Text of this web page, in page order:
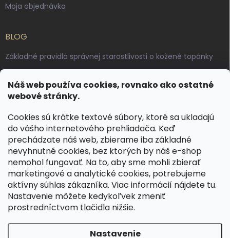
Náš web používa cookies, rovnako ako ostatné
webové stránky.
Cookies sú krátke textové súbory, ktoré sa ukladajú
do vášho internetového prehliadača. Keď
prechádzate náš web, zbierame iba základné
nevyhnutné cookies, bez ktorých by náš e-shop
nemohol fungovať. Na to, aby sme mohli zbierať
marketingové a analytické cookies, potrebujeme
aktívny súhlas zákazníka. Viac informácií nájdete tu.
Nastavenie môžete kedykoľvek zmeniť
prostredníctvom tlačidla nižšie.
Nastavenie
Moja objednávka
BLOG
Základné pravidlá správnej starostlivosti o kožené topánky
Výroba českých kožených opaskov: vôňa pravej kože, dotyk
remesla
KONTAKT
dotazy@ spongr.cz
+420 776 663 962
https://www.facebook.com/spongr.cz
spongr.cz